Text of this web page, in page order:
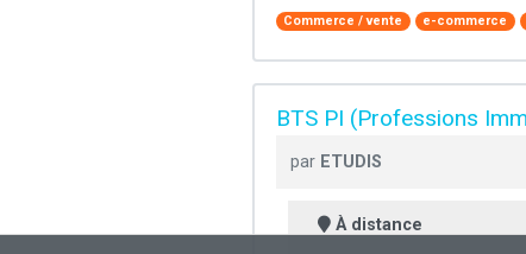
Commerce / vente e-commerce
BTS PI (Professions
par ETUDIS
À distance